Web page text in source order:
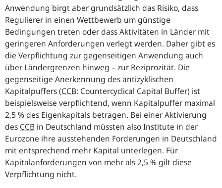
Anwendung birgt aber grundsätzlich das Risiko, dass
Regulierer in einen Wettbewerb um günstige
Bedingungen treten oder dass Aktivitäten in Länder mit
geringeren Anforderungen verlegt werden. Daher gibt es
die Verpflichtung zur gegenseitigen Anwendung auch
über Ländergrenzen hinweg – zur Reziprozität. Die
gegenseitige Anerkennung des antizyklischen
Kapitalpuffers (CCB: Countercyclical Capital Buffer) ist
beispielsweise verpflichtend, wenn Kapitalpuffer maximal
2,5 % des Eigenkapitals betragen. Bei einer Aktivierung
des CCB in Deutschland müssten also Institute in der
Eurozone ihre ausstehenden Forderungen in Deutschland
mit entsprechend mehr Kapital unterlegen. Für
Kapitalanforderungen von mehr als 2,5 % gilt diese
Verpflichtung nicht.